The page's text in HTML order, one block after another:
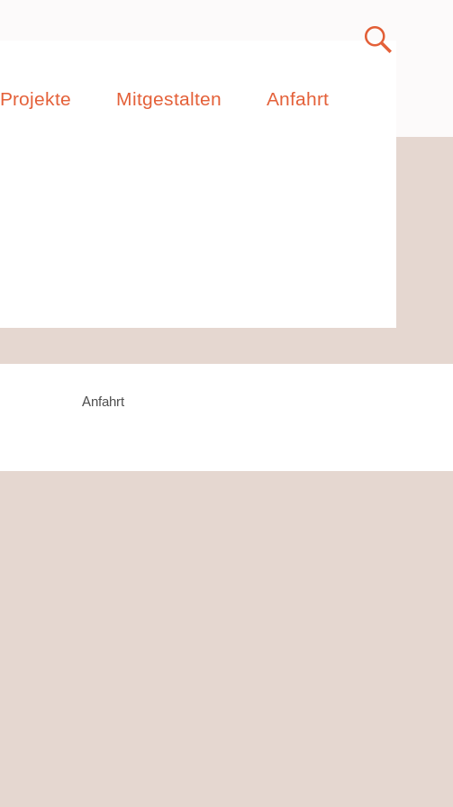
Projekte Mitgestalten Anfahrt
Anfahrt